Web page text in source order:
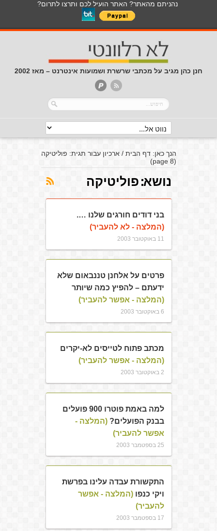
נהניתם מהאתר? האתר הועיל לכם ותרצו לתרום?
חנן כהן מגיב על מכתבי שרשרת ושמועות אינטרנט – מאז 2002
הנך כאן:דף הבית /ארכיון עבור תגית: פוליטיקה
(page 8)
נושא:פוליטיקה
בני דודים חורגים שלנו ….
(המלצה - לא להעביר)
11 באוקטובר 2003
פרטים על אלחנן טננבאום שלא
ידעתם – להפיץ כמה שיותר
(המלצה - אפשר להעביר)
6 באוקטובר 2003
מכתב פתוח לטייסים לא-יקרים
(המלצה - אפשר להעביר)
2 באוקטובר 2003
למה באמת פוטרו 900 פועלים
בבנק הפועלים?(המלצה -
אפשר להעביר)
25 בספטמבר 2003
התקשורת עבדה עלינו בפרשת
ויקי כנפו(המלצה - אפשר
להעביר)
17 בספטמבר 2003